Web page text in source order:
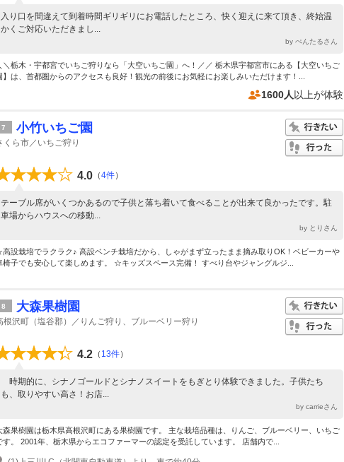
入り口を間違えて到着時間ギリギリにお電話したところ、快く迎えに来て頂き、終始温
かくご対応いただきまし...
by ぺんたるさん
＼栃木・宇都宮でいちご狩りなら「大空いちご園」へ！／／ 栃木県宇都宮市にある【大空いちご
】は、首都圏からのアクセスも良好！観光の前後にお気軽にお楽しみいただけます！...
1600人 以上が体験
7 小竹いちご園
くら市／いちご狩り
4.0 （4件）
テーブル席がいくつかあるので子供と落ち着いて食べることが出来て良かったです。駐
車場からハウスへの移動...
by とりさん
設栽培でラクラク♪ 高設ベンチ栽培だから、しゃがまず立ったまま摘み取りOK！ベビーカーや
椅子でも安心して楽しめます。 ☆キッズスペース完備！ すべり台やジャングルジ...
8 大森果樹園
根沢町（塩谷郡）／りんご狩り、ブルーベリー狩り
4.2 （ 13件）
時期的に、シナノゴールドとシナノスイートをもぎとり体験できました。子供たち
も、取りやすい高さ！お店...
by carrieさん
森果樹園は栃木県高根沢町にある果樹園です。 主な栽培品種は、りんご、ブルーベリー、いちご
す。 2001年、栃木県からエコファーマーの認定を受託しています。 店舗内で...